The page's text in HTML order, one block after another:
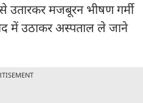
उतारकर मजबूरन भीषण गर्मी
में उठाकर अस्पताल ले जाने